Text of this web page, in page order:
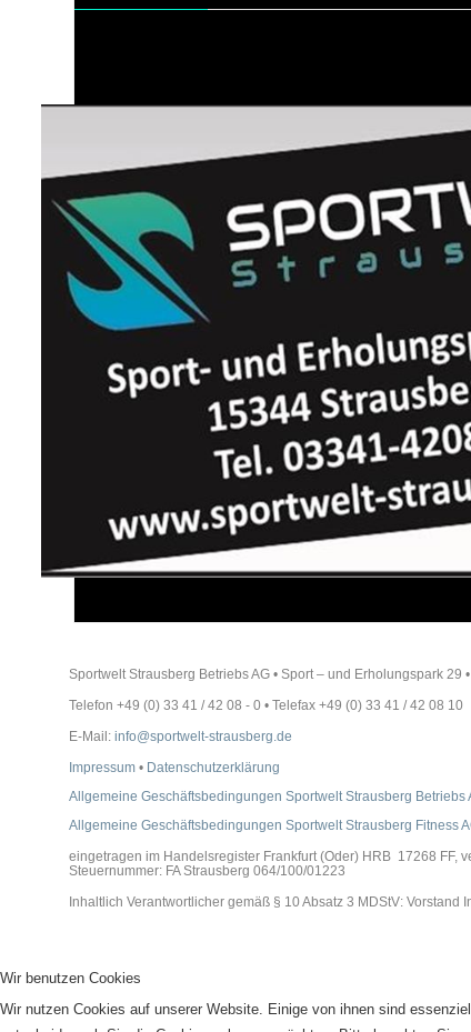
Sportwelt Strausberg Betriebs AG • Sport – und Erholungspark 29
Telefon +49 (0) 33 41 / 42 08 - 0 • Telefax +49 (0) 33 41 / 42 08 10
E-Mail: info@sportwelt-strausberg.de
Impressum • Datenschutzerklärung
Allgemeine Geschäftsbedingungen Sportwelt Strausberg Betriebs
Allgemeine Geschäftsbedingungen Sportwelt Strausberg Fitness
eingetragen im Handelsregister Frankfurt (Oder) HRB 17268 FF,
Steuernummer: FA Strausberg 064/100/01223
Inhaltlich Verantwortlicher gemäß § 10 Absatz 3 MDStV: Vorstand
Wir benutzen Cookies
Wir nutzen Cookies auf unserer Website. Einige von ihnen sind